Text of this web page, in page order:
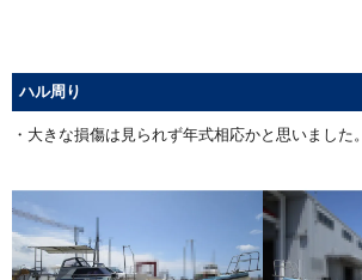
ハル周り
・大きな損傷は見られず年式相応かと思いました。